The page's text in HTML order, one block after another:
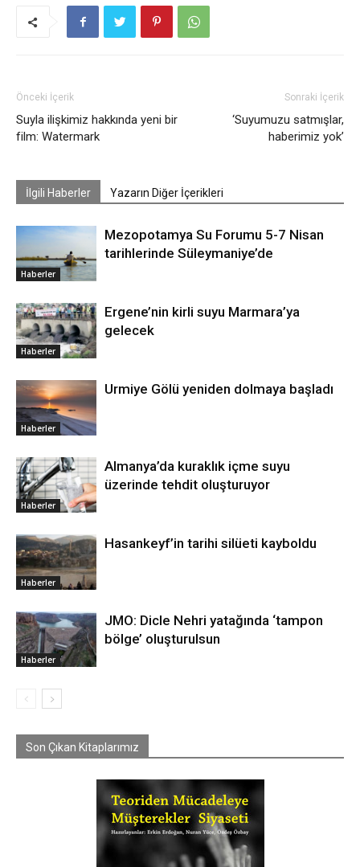
Önceki İçerik
Suyla ilişkimiz hakkında yeni bir
film: Watermark
Sonraki İçerik
‘Suyumuzu satmışlar,
haberimiz yok’
İlgili Haberler Yazarın Diğer İçerikleri
Haberler
Mezopotamya Su Forumu 5-7 Nisan
tarihlerinde Süleymaniye’de
Haberler
Ergene’nin kirli suyu Marmara’ya
gelecek
Haberler
Urmiye Gölü yeniden dolmaya başladı
Haberler
Almanya’da kuraklık içme suyu
üzerinde tehdit oluşturuyor
Haberler
Hasankeyf’in tarihi silüeti kayboldu
Haberler
JMO: Dicle Nehri yatağında ‘tampon
bölge’ oluşturulsun
Son Çıkan Kitaplarımız